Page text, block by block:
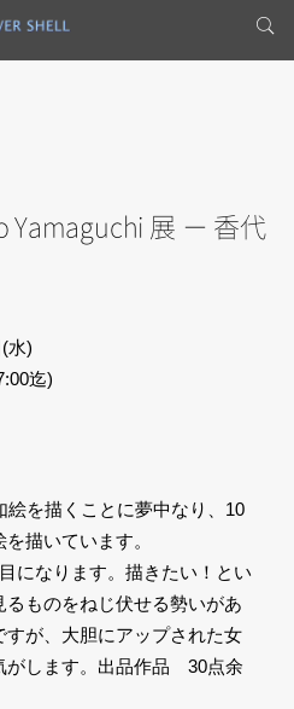
展 － 香代
水)
迄)
絵を描くことに夢中なり、10
描いています。
になります。描きたい！とい
ものをねじ伏せる勢いがあ
すが、大胆にアップされた女
がします。出品作品 30点余